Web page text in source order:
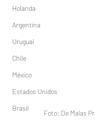
Holanda
Argentina
Uruguai
Chile
México
Estados Unidos
Brasil
Foto: De Malas